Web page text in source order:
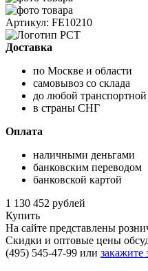
Артикул: FE10210
Доставка
по Москве и области
самовывоз со склада
до любой
в страны СНГ
Оплата
наличными деньгами
банковским переводом
банковской картой
1 130 452 рублей
Купить
На сайте представлены
Скидки и оптовые цены
(495) 545-47-99 или закажите